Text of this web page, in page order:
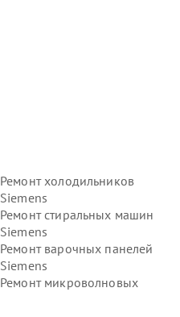
Ремонт холодильников
Siemens
Ремонт стиральных машин
Siemens
Ремонт варочных панелей
Siemens
Ремонт микроволновых